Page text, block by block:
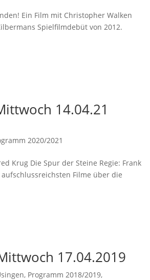
Ein Film mit Christopher Walken
Spielfilmdebüt von 2012.
14.04.21
2020/2021
Krug Die Spur der Steine Regie: Frank
aufschlussreichsten Filme über die
17.04.2019
, Programm 2018/2019,